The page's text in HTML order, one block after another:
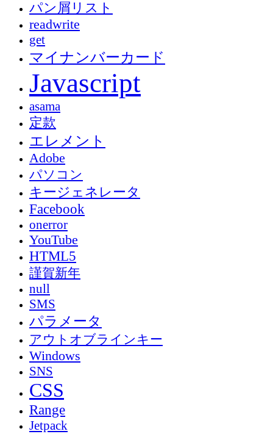
パン屑リスト
readwrite
get
マイナンバーカード
Javascript
asama
定款
エレメント
Adobe
パソコン
キージェネレータ
Facebook
onerror
YouTube
HTML5
謹賀新年
null
SMS
パラメータ
アウトオブラインキー
Windows
SNS
CSS
Range
Jetpack